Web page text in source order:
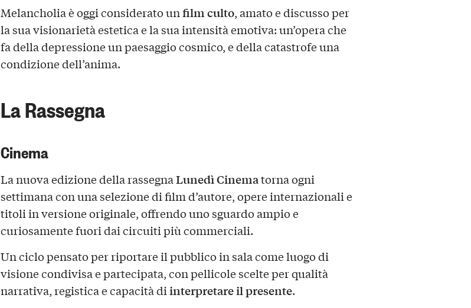
Melancholia è oggi considerato unfilm culto, amato e discusso per
la sua visionarietà estetica e la sua intensità emotiva: un’opera che
fa della depressione un paesaggio cosmico, e della catastrofe una
condizione dell’anima.
La Rassegna
Cinema
La nuova edizione della rassegnaLunedì Cinematorna ogni
settimana con una selezione di film d’autore, opere internazionali e
titoli in versione originale, offrendo uno sguardo ampio e
curiosamente fuori dai circuiti più commerciali.
Un ciclo pensato per riportare il pubblico in sala come luogo di
visione condivisa e partecipata, con pellicole scelte per qualità
narrativa, registica e capacità diinterpretare il presente.